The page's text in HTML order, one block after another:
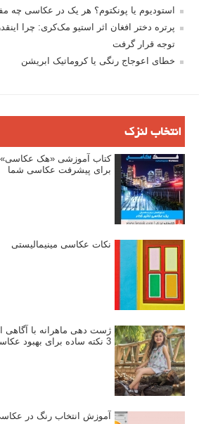
استودیوم یا پونکتوم؟ هر یک در عکاسی چه
پرتره دختر افغان اثر استیو مک‌کری: چرا
توجه قرار گرفت
خطای اعوجاج رنگی یا کروماتیک ابریشن
انتخاب لنزک
کتاب آموزشی «هک عکاسی»
برای پیشرفت عکاسی شما
نکات عکاسی مینیمالیستی
ژست دهی ماهرانه با آگاهی
3 نکته ساده برای بهبود عکاسی پرتره
آموزش انتخاب رنگ در